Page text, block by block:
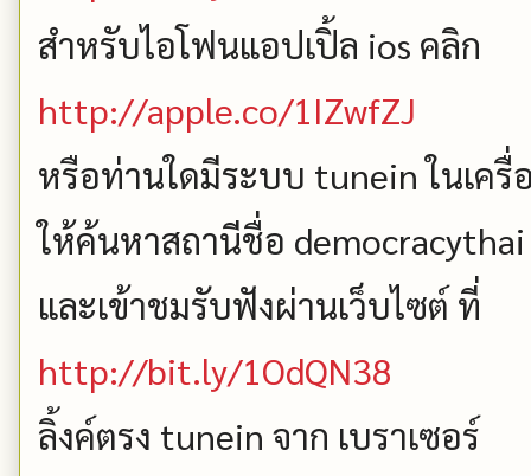
สำหรับไอโฟนแอปเปิ้ล ios คลิก
http://apple.co/1IZwfZJ
หรือท่านใดมีระบบ tunein ในเครื่
ให้ค้นหาสถานีชื่อ
และเข้าชมรับฟังผ่านเว็บไซต์ ที่
http://bit.ly/1OdQN38
ลิ้งค์ตรง tunein จาก เบราเซอร์